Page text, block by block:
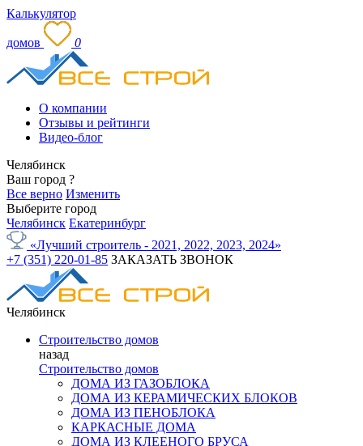
Калькулятор
домов 0
О компании
Отзывы и рейтинги
Видео-блог
Челябинск
Ваш город ?
Все верно Изменить
Выберите город
Челябинск Екатеринбург
«Лучший строитель - 2021, 2022, 2023, 2024»
+7 (351) 220-01-85 ЗАКАЗАТЬ ЗВОНОК
Челябинск
Строительство домов
назад
Строительство домов
ДОМА ИЗ ГАЗОБЛОКА
ДОМА ИЗ КЕРАМИЧЕСКИХ БЛОКОВ
ДОМА ИЗ ПЕНОБЛОКА
КАРКАСНЫЕ ДОМА
ДОМА ИЗ КЛЕЕНОГО БРУСА